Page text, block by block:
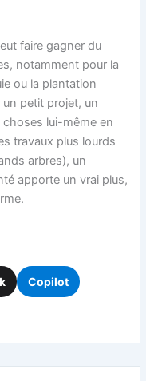
faire gagner du
notamment pour la
ou la plantation
un petit projet, un
choses lui-même en
travaux plus lourds
arbres), un
apporte un vrai plus,
Copilot